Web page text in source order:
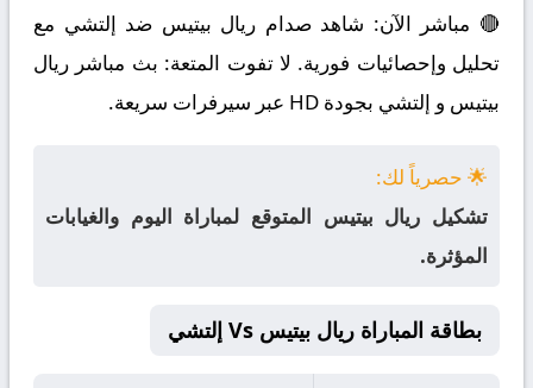
🔴 مباشر الآن: شاهد صدام ريال بيتيس ضد إلتشي مع
تحليل وإحصائيات فورية. لا تفوت المتعة: بث مباشر ريال
بيتيس و إلتشي بجودة HD عبر سيرفرات سريعة.
🌟 حصرياً لك:
تشكيل ريال بيتيس المتوقع لمباراة اليوم والغيابات
المؤثرة.
بطاقة المباراة ريال بيتيس Vs إلتشي